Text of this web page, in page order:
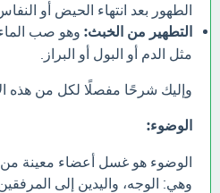
الطهور بعد انتهاء الحيض أو
التطهير من الخبث: وهو صب
مثل الدم أو البول أو البراز.
وإليك شرحًا مفصلًا لكل من هذه
الوضوء:
الوضوء هو غسل أعضاء معينة من
وهي: الوجه، واليدين إلى